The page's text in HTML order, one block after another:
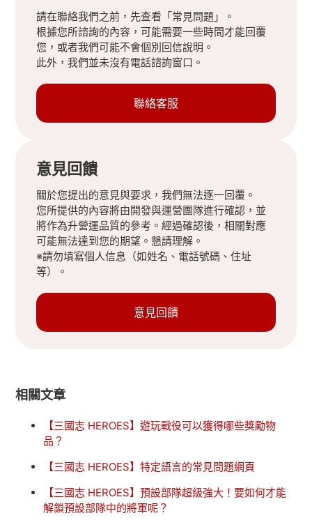
請在聯絡我們之前，先查看「常見問題」。
根據您所諮詢的內容，可能需要一些時間才能回覆
您，或者我們可能不會個別回信說明。
此外，我們並未沒有電話諮詢窗口。
聯絡客服
意見回饋
關於您提出的意見與要求，我們無法逐一回覆。
您所提供的內容將由開發與運營團隊進行確認，並
將作為升營運品質的參考。經過確認後，相關對應
可能無法達到您的期望。懇請理解。
※請勿填寫個人信息（如姓名、電話號碼、住址
等）。
意見回饋
相關文章
【三國志 HEROES】遊玩戰役可以獲得哪些獎勵物
品？
【三國志 HEROES】特定語言的常見問題網頁
【三國志 HEROES】預設部隊超級強大！要如何才能
解鎖預設部隊中的將軍呢？